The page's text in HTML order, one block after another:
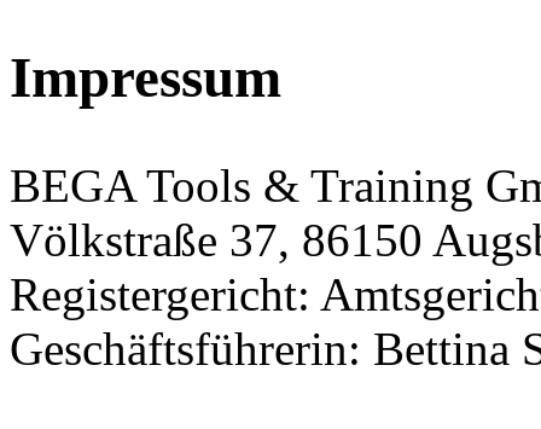
Impressum
BEGA Tools & Training
Völkstraße 37, 86150
Registergericht:
Geschäftsführerin: Bettina